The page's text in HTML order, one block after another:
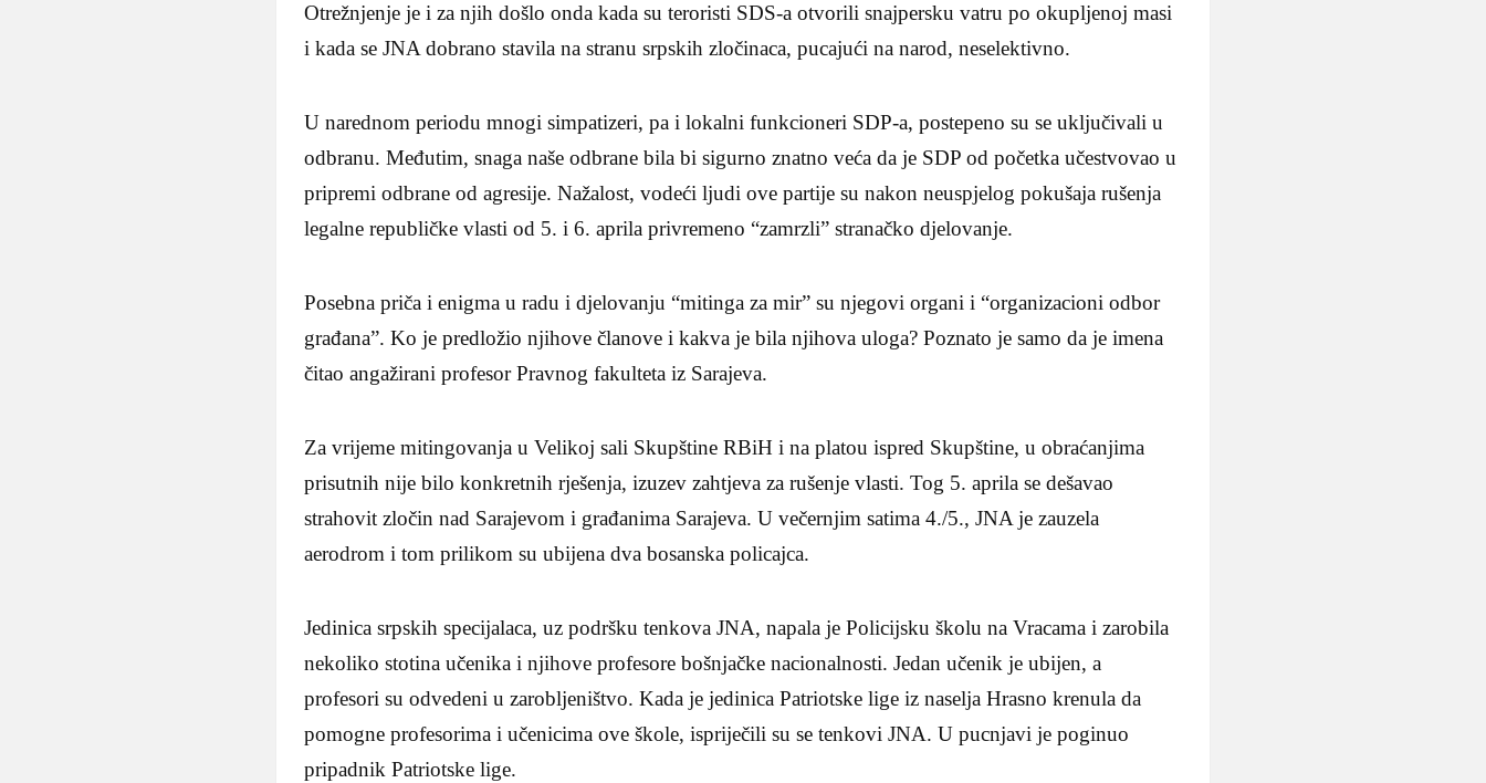
Otrežnjenje je i za njih došlo onda kada su teroristi SDS-a otvorili snajpersku vatru po okupljenoj masi
i kada se JNA dobrano stavila na stranu srpskih zločinaca, pucajući na narod, neselektivno.
U narednom periodu mnogi simpatizeri, pa i lokalni funkcioneri SDP-a, postepeno su se uključivali u
odbranu. Međutim, snaga naše odbrane bila bi sigurno znatno veća da je SDP od početka učestvovao u
pripremi odbrane od agresije. Nažalost, vodeći ljudi ove partije su nakon neuspjelog pokušaja rušenja
legalne republičke vlasti od 5. i 6. aprila privremeno “zamrzli” stranačko djelovanje.
Posebna priča i enigma u radu i djelovanju “mitinga za mir” su njegovi organi i “organizacioni odbor
građana”. Ko je predložio njihove članove i kakva je bila njihova uloga? Poznato je samo da je imena
čitao angažirani profesor Pravnog fakulteta iz Sarajeva.
Za vrijeme mitingovanja u Velikoj sali Skupštine RBiH i na platou ispred Skupštine, u obraćanjima
prisutnih nije bilo konkretnih rješenja, izuzev zahtjeva za rušenje vlasti. Tog 5. aprila se dešavao
strahovit zločin nad Sarajevom i građanima Sarajeva. U večernjim satima 4./5., JNA je zauzela
aerodrom i tom prilikom su ubijena dva bosanska policajca.
Jedinica srpskih specijalaca, uz podršku tenkova JNA, napala je Policijsku školu na Vracama i zarobila
nekoliko stotina učenika i njihove profesore bošnjačke nacionalnosti. Jedan učenik je ubijen, a
profesori su odvedeni u zarobljeništvo. Kada je jedinica Patriotske lige iz naselja Hrasno krenula da
pomogne profesorima i učenicima ove škole, ispriječili su se tenkovi JNA. U pucnjavi je poginuo
pripadnik Patriotske lige.